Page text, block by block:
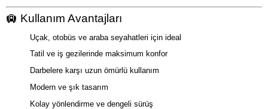
🛄 Kullanım Avantajları
Uçak, otobüs ve araba seyahatleri için ideal
Tatil ve iş gezilerinde maksimum konfor
Darbelere karşı uzun ömürlü kullanım
Modern ve şık tasarım
Kolay yönlendirme ve dengeli sürüş